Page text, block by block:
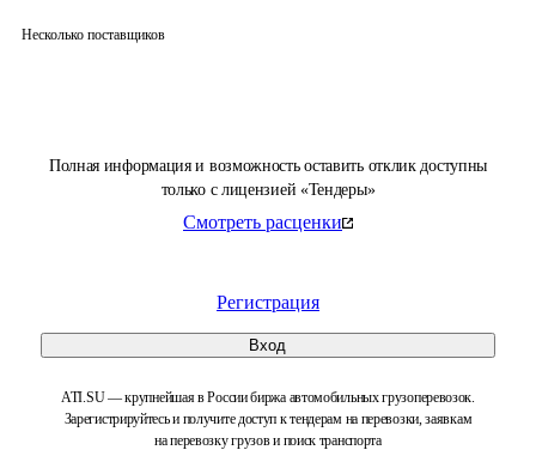
Полная информация и возможность оставить отклик доступны
только с лицензией «Тендеры»
Смотреть расценки
Регистрация
Вход
ATI.SU — крупнейшая в России биржа автомобильных грузоперевозок.
Зарегистрируйтесь и получите доступ к тендерам на перевозки, заявкам
на перевозку грузов и поиск транспорта
Несколько поставщиков